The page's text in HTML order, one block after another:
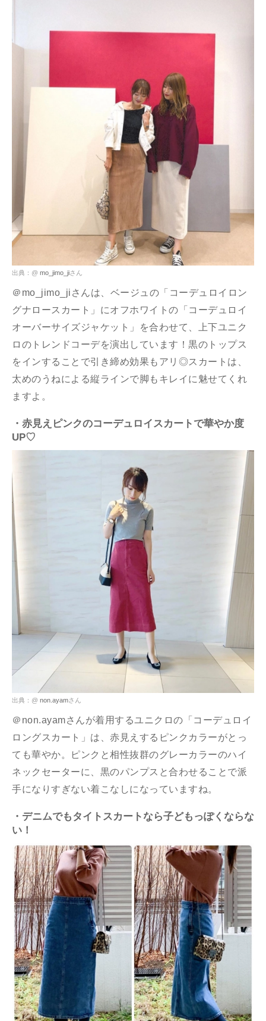
出典：@ mo_jimo_jiさん
＠mo_jimo_jiさんは、ベージュの「コーデュロイロン
グナロースカート」にオフホワイトの「コーデュロイ
オーバーサイズジャケット」を合わせて、上下ユニク
ロのトレンドコーデを演出しています！黒のトップス
をインすることで引き締め効果もアリ◎スカートは、
太めのうねによる縦ラインで脚もキレイに魅せてくれ
ますよ。
・赤見えピンクのコーデュロイスカートで華やか度
UP♡
出典：@ non.ayamさん
＠non.ayamさんが着用するユニクロの「コーデュロイ
ロングスカート」は、赤見えするピンクカラーがとっ
ても華やか。ピンクと相性抜群のグレーカラーのハイ
ネックセーターに、黒のパンプスと合わせることで派
手になりすぎない着こなしになっていますね。
・デニムでもタイトスカートなら子どもっぽくならな
い！